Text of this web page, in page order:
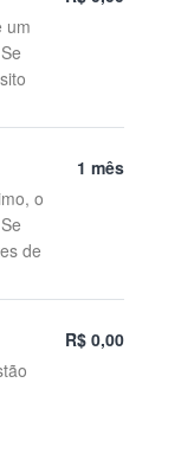
um
o
de
1 mês
R$ 0,00